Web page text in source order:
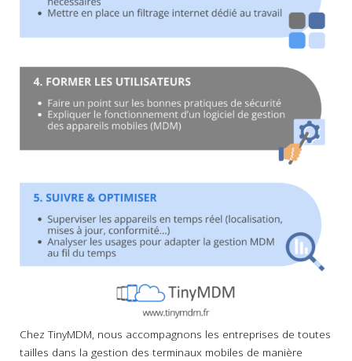
Chez TinyMDM, nous accompagnons les entreprises de toutes
tailles dans la gestion des terminaux mobiles de manière